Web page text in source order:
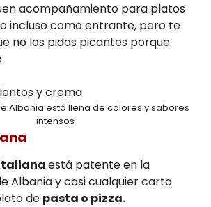
acompañamiento para platos
incluso como entrante, pero te
no los pidas picantes porque
Albania está llena de colores y sabores
intensos
está patente en la
Albania y casi cualquier carta
de pasta o pizza.